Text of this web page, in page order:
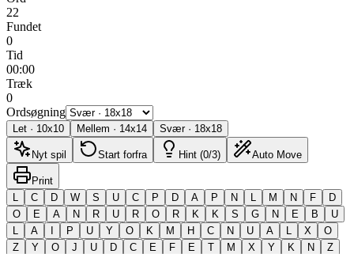
22
Fundet
0
Tid
00:00
Træk
0
Ordsøgning
Let · 10x10 Mellem · 14x14 Svær· 18x18
Nyt spil Start forfra Hint (0/3) Auto Move
Print
L
C D W S U C P D A P N L M N F
D
O
E A N R U R O R K K S G N E B
U
L
A I P U Y O K M H C N U A L X
O
Z
Y O J U D C E F E T M X Y K N
Z